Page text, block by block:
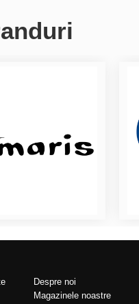
Despre noi
Magazinele noastre